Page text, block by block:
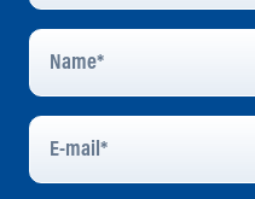
Name
E-
Mail*